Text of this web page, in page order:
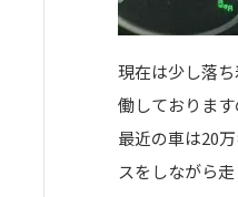
現在は少し落
働しておりま
最近の車は20
スをしながら走